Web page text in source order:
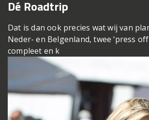
Dé Roadtrip
Dat is dan ook precies wat wij van
Neder- en Belgenland, twee ‘press
compleet en k